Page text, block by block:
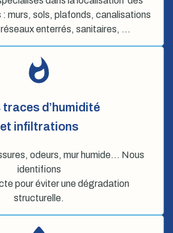
: murs, sols, plafonds, canalisations
enterrés, sanitaires, …
traces d’humidité
et infiltrations
odeurs, mur humide… Nous
identifions
pour éviter une dégradation
structurelle.